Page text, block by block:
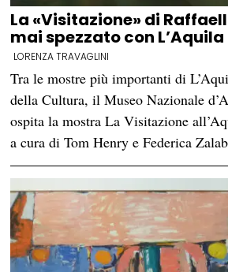
La «Visitazione» di
mai spezzato con L’Aquila
LORENZA TRAVAGLINI
Tra le mostre più importanti di
della Cultura, il Museo Nazionale
ospita la mostra La Visitazione
a cura di Tom Henry e Federica